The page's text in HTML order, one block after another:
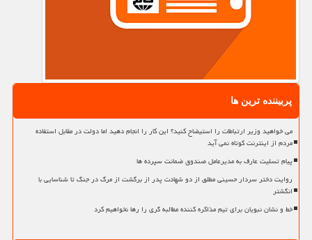
پربیننده ترین ها
می خواهید وزیر ارتباطات را استیضاح کنید؟ این کار را انجام دهید اما دولت در مقابل استفاده
مردم از اینترنت کوتاه نمی آید
پیام تسلیت عارف به مدیرعامل صندوق ضمانت سپرده ها
روایت دختر سردار حسینی مطلق از دو شهادت پدر از برگشت از مرگ در جنگ تا شناسایی با
انگشتر
خط و نشان نبویان برای تیم مذاکره کننده مطالبه گری را رها نخواهیم کرد